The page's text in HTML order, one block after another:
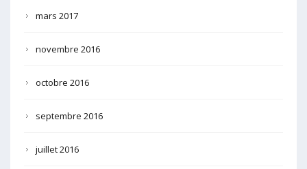
mars 2017
novembre 2016
octobre 2016
septembre 2016
juillet 2016